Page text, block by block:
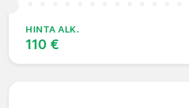
HINTA ALK.
110 €